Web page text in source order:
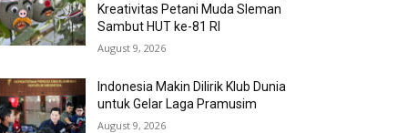
Kreativitas Petani Muda Sleman
Sambut HUT ke-81 RI
August 9, 2026
Indonesia Makin Dilirik Klub Dunia
untuk Gelar Laga Pramusim
August 9, 2026